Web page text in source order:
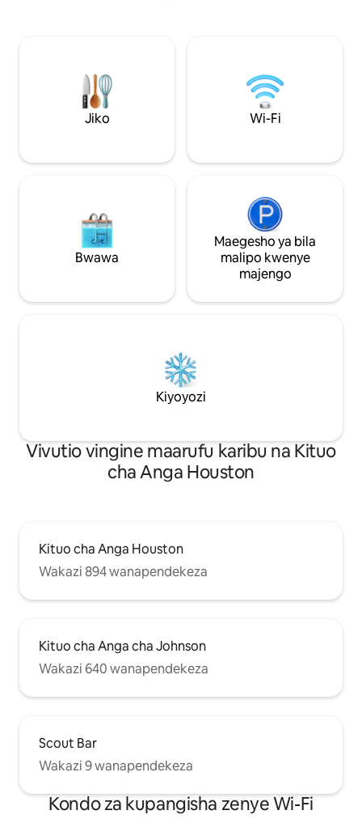
kutembea...bustani ziko kando ya ziwa.
NASA & Space Center Houston ni karibu
sana kwamba unaweza kutembea kwa
Jiko Wi-Fi
Bwawa
Maegesho ya bila
malipo kwenye
majengo
Kiyoyozi
Vivutio vingine maarufu karibu na Kituo
cha Anga Houston
Kituo cha Anga Houston
Wakazi 894 wanapendekeza
Kituo cha Anga cha Johnson
Wakazi 640 wanapendekeza
Scout Bar
Wakazi 9 wanapendekeza
Kondo za kupangisha zenye Wi-Fi